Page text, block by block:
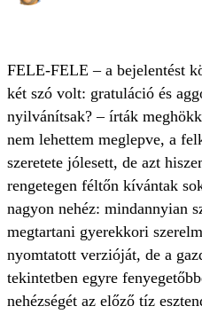
FELE-FELE – a bejelentést
két szó volt: gratuláció és
nyilvánítsak? – írták
nem lehettem meglepve, a
szeretete jólesett, de azt
rengetegen féltőn kívántak
nagyon nehéz: mindannyian
megtartani gyerekkori
nyomtatott verzióját, de a
tekintetben egyre
nehézségét az előző tíz